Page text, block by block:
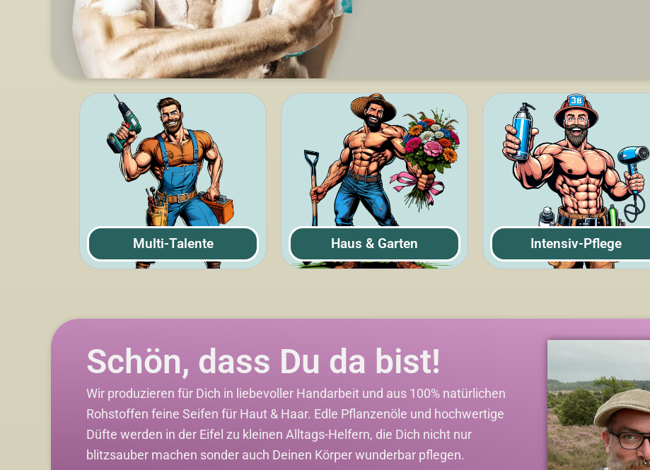
Multi-Talente Haus & Garten Intensiv-Pflege
Schön, dass Du da bist!
Wir produzieren für Dich in liebevoller Handarbeit und aus 100% natürlichen
Rohstoffen feine Seifen für Haut & Haar. Edle Pflanzenöle und hochwertige
Düfte werden in der Eifel zu kleinen Alltags-Helfern, die Dich nicht nur
blitzsauber machen sonder auch Deinen Körper wunderbar pflegen.